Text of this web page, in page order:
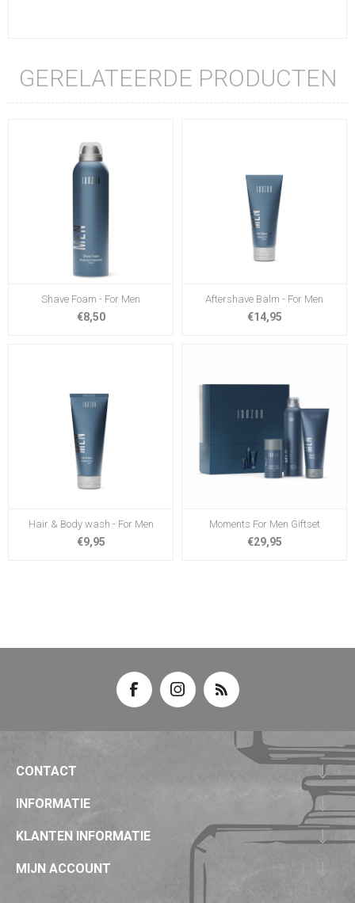
GERELATEERDE PRODUCTEN
Shave Foam - For Men
€8,50
Aftershave Balm - For Men
€14,95
Hair & Body wash - For Men
€9,95
Moments For Men Giftset
€29,95
CONTACT
INFORMATIE
KLANTEN INFORMATIE
MIJN ACCOUNT